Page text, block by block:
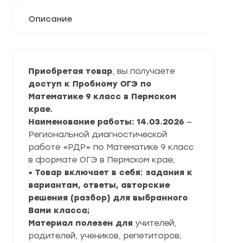
Описание
Приобретая товар, вы получаете
доступ к Пробному ОГЭ по
Математике 9 класс в Пермском
крае.
Наименование работы: 14.03.2026 —
Региональной диагностической
работе «РДР» по Математике 9 класс
в формате ОГЭ в Пермском крае;
• Товар включает в себя: задания к
вариантам, ответы, авторские
решения (разбор) для выбранного
Вами класса;
Материал полезен для учителей,
родителей, учеников, репетиторов;